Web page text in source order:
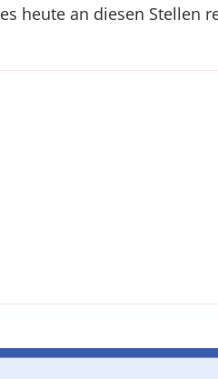
es heute an diesen Stellen